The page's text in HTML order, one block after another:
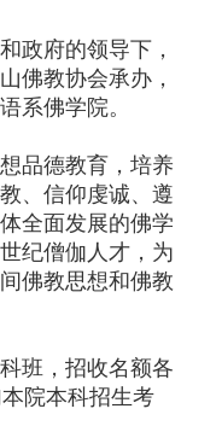
府的领导下，
佛教协会承办，
系佛学院。
品德教育，培养
、信仰虔诚、遵
全面发展的佛学
纪僧伽人才，为
佛教思想和佛教
班，招收名额各
院本科招生考